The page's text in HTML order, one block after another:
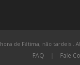
de Fátima, não tardeis!.
FAQ | Fale